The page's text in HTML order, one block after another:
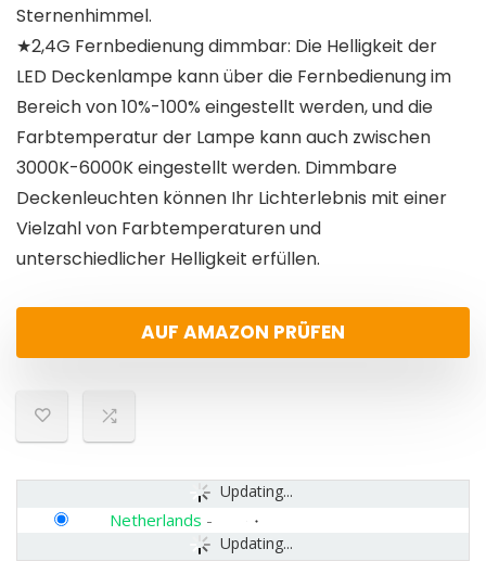
Sternenhimmel.
★2,4G Fernbedienung dimmbar: Die Helligkeit der
LED Deckenlampe kann über die Fernbedienung im
Bereich von 10%-100% eingestellt werden, und die
Farbtemperatur der Lampe kann auch zwischen
3000K-6000K eingestellt werden. Dimmbare
Deckenleuchten können Ihr Lichterlebnis mit einer
Vielzahl von Farbtemperaturen und
unterschiedlicher Helligkeit erfüllen.
AUF AMAZON PRÜFEN
Updating...
Updating...
Netherlands -